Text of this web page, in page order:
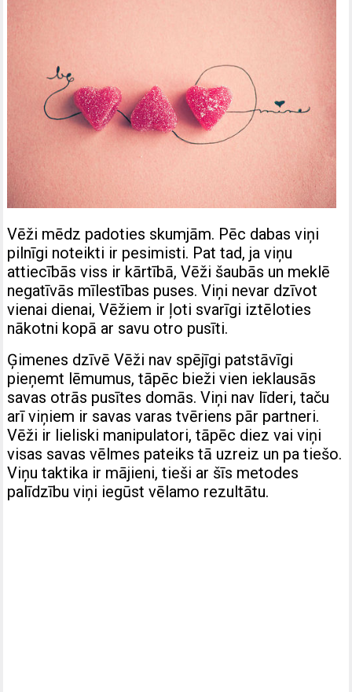
Vēži mēdz padoties skumjām. Pēc dabas viņi
pilnīgi noteikti ir pesimisti. Pat tad, ja viņu
attiecībās viss ir kārtībā, Vēži šaubās un meklē
negatīvās mīlestības puses. Viņi nevar dzīvot
vienai dienai, Vēžiem ir ļoti svarīgi iztēloties
nākotni kopā ar savu otro pusīti.
Ģimenes dzīvē Vēži nav spējīgi patstāvīgi
pieņemt lēmumus, tāpēc bieži vien ieklausās
savas otrās pusītes domās. Viņi nav līderi, taču
arī viņiem ir savas varas tvēriens pār partneri.
Vēži ir lieliski manipulatori, tāpēc diez vai viņi
visas savas vēlmes pateiks tā uzreiz un pa tiešo.
Viņu taktika ir mājieni, tieši ar šīs metodes
palīdzību viņi iegūst vēlamo rezultātu.